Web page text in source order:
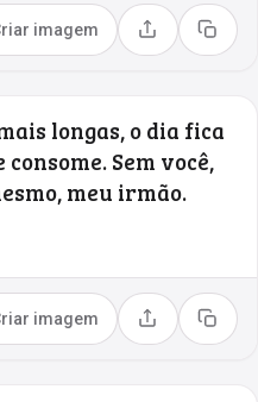
imagem Compartilhar
Copiar
longas, o dia fica
Sem você,
meu irmão.
imagem Compartilhar
Copiar